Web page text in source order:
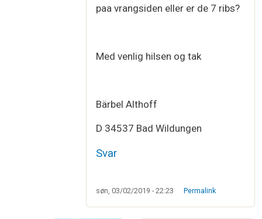
paa vrangsiden eller er de 7 ribs?
Med venlig hilsen og tak
Bärbel Althoff
D 34537 Bad Wildungen
Svar
søn, 03/02/2019 - 22:23 Permalink